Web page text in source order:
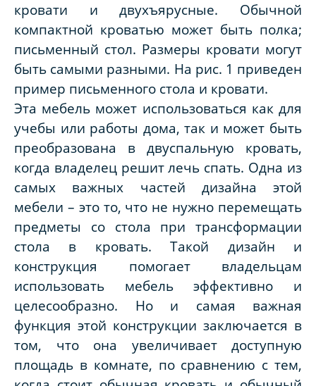
кровати и двухъярусные. Обычной
компактной кроватью может быть полка;
письменный стол. Размеры кровати могут
быть самыми разными. На рис. 1 приведен
пример письменного стола и кровати.
Эта мебель может использоваться как для
учебы или работы дома, так и может быть
преобразована в двуспальную кровать,
когда владелец решит лечь спать. Одна из
самых важных частей дизайна этой
мебели – это то, что не нужно перемещать
предметы со стола при трансформации
стола в кровать. Такой дизайн и
конструкция помогает владельцам
использовать мебель эффективно и
целесообразно. Но и самая важная
функция этой конструкции заключается в
том, что она увеличивает доступную
площадь в комнате, по сравнению с тем,